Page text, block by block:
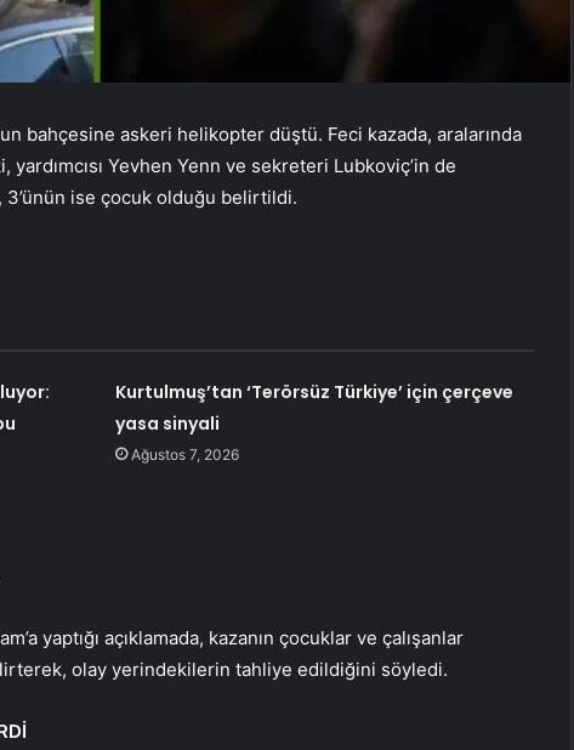
bahçesine askeri helikopter düştü. Feci kazada, aralarında
Yevhen Yenn ve sekreteri Lubkoviç’in de
3’ünün ise çocuk olduğu belirtildi.
Kurtulmuş’tan ‘Terörsüz Türkiye’ için çerçeve
yasa sinyali
Ağustos 7, 2026
yaptığı açıklamada, kazanın çocuklar ve çalışanlar
olay yerindekilerin tahliye edildiğini söyledi.